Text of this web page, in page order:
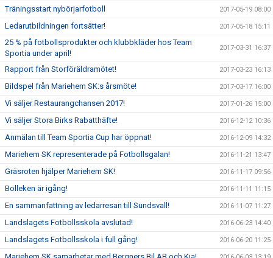
Träningsstart nybörjarfotboll 2017-05-19 08:00
Ledarutbildningen fortsätter! 2017-05-18 15:11
25 % på fotbollsprodukter och klubbkläder hos Team
Sportia under april!
2017-03-31 16:37
Rapport från Storföräldramötet! 2017-03-23 16:13
Bildspel från Mariehem SK:s årsmöte! 2017-03-17 16:00
Vi säljer Restaurangchansen 2017! 2017-01-26 15:00
Vi säljer Stora Birks Rabatthäfte! 2016-12-12 10:36
Anmälan till Team Sportia Cup har öppnat! 2016-12-09 14:32
Mariehem SK representerade på Fotbollsgalan! 2016-11-21 13:47
Gräsroten hjälper Mariehem SK! 2016-11-17 09:56
Bolleken är igång! 2016-11-11 11:15
En sammanfattning av ledarresan till Sundsvall! 2016-11-07 11:27
Landslagets Fotbollsskola avslutad! 2016-06-23 14:40
Landslagets Fotbollsskola i full gång! 2016-06-20 11:25